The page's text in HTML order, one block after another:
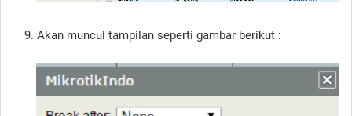
9. Akan muncul tampilan seperti gambar berikut :